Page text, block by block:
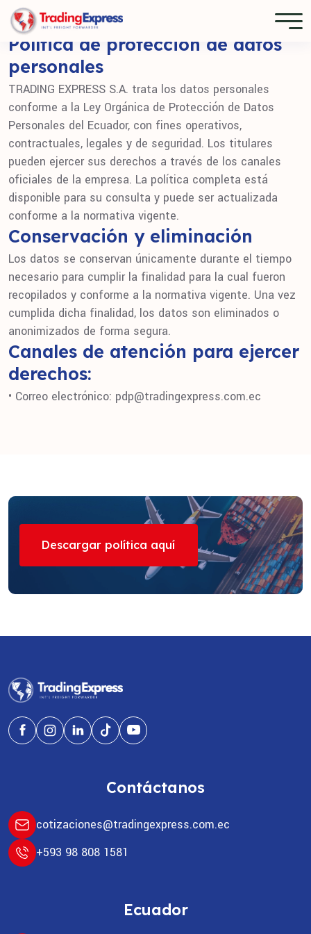
Política de protección de datos
personales
TRADING EXPRESS S.A. trata los datos personales
conforme a la Ley Orgánica de Protección de Datos
Personales del Ecuador, con fines operativos,
contractuales, legales y de seguridad. Los titulares
pueden ejercer sus derechos a través de los canales
oficiales de la empresa. La política completa está
disponible para su consulta y puede ser actualizada
conforme a la normativa vigente.
Conservación y eliminación
Los datos se conservan únicamente durante el tiempo
necesario para cumplir la finalidad para la cual fueron
recopilados y conforme a la normativa vigente. Una vez
cumplida dicha finalidad, los datos son eliminados o
anonimizados de forma segura.
Canales de atención para ejercer
derechos:
• Correo electrónico: pdp@tradingexpress.com.ec
Descargar política aquí
Contáctanos
cotizaciones@tradingexpress.com.ec
+593 98 808 1581
Ecuador